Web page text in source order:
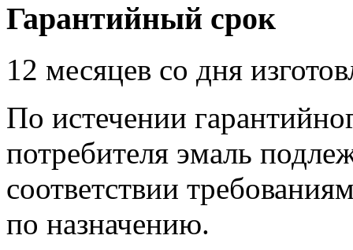
Гарантийный срок
12 месяцев со дня
По истечении
потребителя эмаль
соответствии
по назначению.